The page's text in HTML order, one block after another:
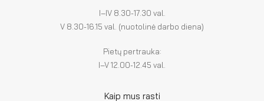
I–IV 8.30-17.30 val.
V 8.30-16.15 val. (nuotolinė darbo diena)
Pietų pertrauka:
I–V 12.00-12.45 val.
Kaip mus rasti